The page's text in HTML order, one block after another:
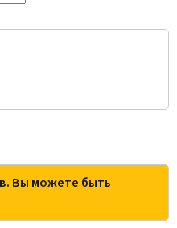
Вы можете быть